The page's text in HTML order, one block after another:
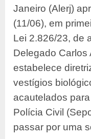
Janeiro (Alerj)
(11/06), em
Lei 2.826/23, de
Delegado Carlos
estabelece
vestígios
acautelados
Polícia Civil
passar por uma